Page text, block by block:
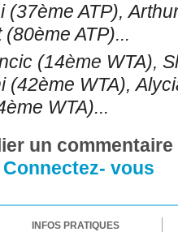
(37ème ATP),
ATP)...
(14ème WTA),
(42ème WTA),
WTA)...
un
Connectez- vous
INFOS PRATIQUES